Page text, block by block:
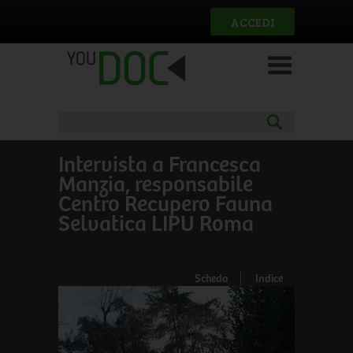
ACCEDI
Intervista a Francesca
Manzia, responsabile
Centro Recupero Fauna
Selvatica LIPU Roma
Scheda Indice